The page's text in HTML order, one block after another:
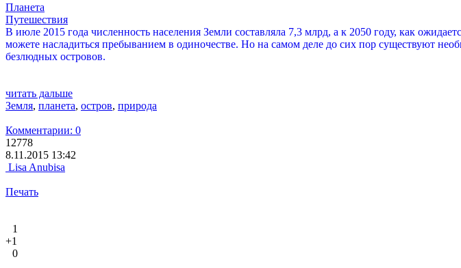
Планета
Путешествия
В июле 2015 года численность населения Земли составляла 7,3 млрд, а к 2050 году, как
можете насладиться пребыванием в одиночестве. Но на самом деле до сих пор существуют
безлюдных островов.
читать дальше
Земля, планета, остров, природа
Комментарии: 0
12778
8.11.2015 13:42
Lisa Anubisa
Печать
1
+1
0